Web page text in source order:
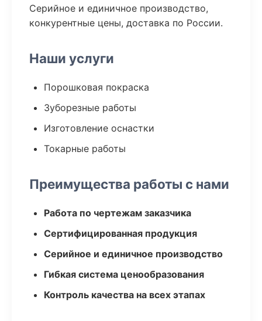
Серийное и единичное производство,
конкурентные цены, доставка по России.
Наши услуги
Порошковая покраска
Зуборезные работы
Изготовление оснастки
Токарные работы
Преимущества работы с нами
Работа по чертежам заказчика
Сертифицированная продукция
Серийное и единичное производство
Гибкая система ценообразования
Контроль качества на всех этапах